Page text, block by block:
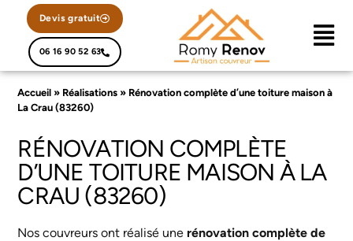
Devis gratuit
06 16 90 52 63
Accueil » Réalisations » Rénovation complète d’une toiture maison à
La Crau (83260)
RÉNOVATION COMPLÈTE
D’UNE TOITURE MAISON À LA
CRAU (83260)
Nos couvreurs ont réalisé une rénovation complète de